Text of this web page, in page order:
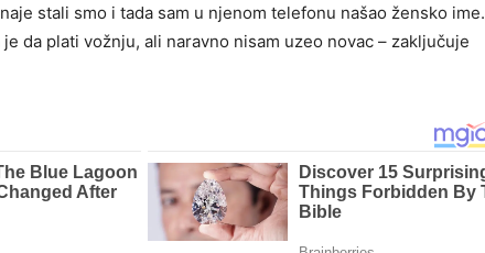
stali smo i tada sam u njenom telefonu našao žensko ime.
da plati vožnju, ali naravno nisam uzeo novac – zaključuje